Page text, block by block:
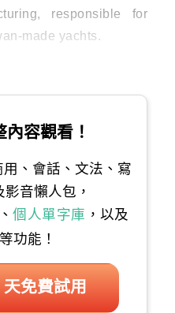
responsible for
made yachts.
容觀看！
用、會話、文法、寫
音懶人包，
、 個人單字庫 ，以及
等功能！
免費試用